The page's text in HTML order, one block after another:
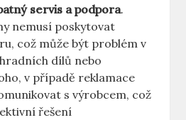
servis a podpora.
nemusí poskytovat
což může být problém v
dílů nebo
v případě reklamace
s výrobcem, což
řešení